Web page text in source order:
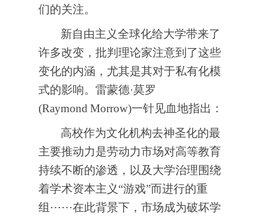
们的关注。
新自由主义全球化给大学带来了
许多改变，批判理论家注意到了这些
变化的内涵，尤其是其对于私有化模
式的影响。雷蒙德·莫罗
(Raymond Morrow)一针见血地指出：
高校作为文化机构去神圣化的最
主要推动力是劳动力市场对高等教育
持续不断的渗透，以及大学治理围绕
着学术资本主义“游戏”而进行的重
组 ⋯⋯在此背景下，市场成为破坏学